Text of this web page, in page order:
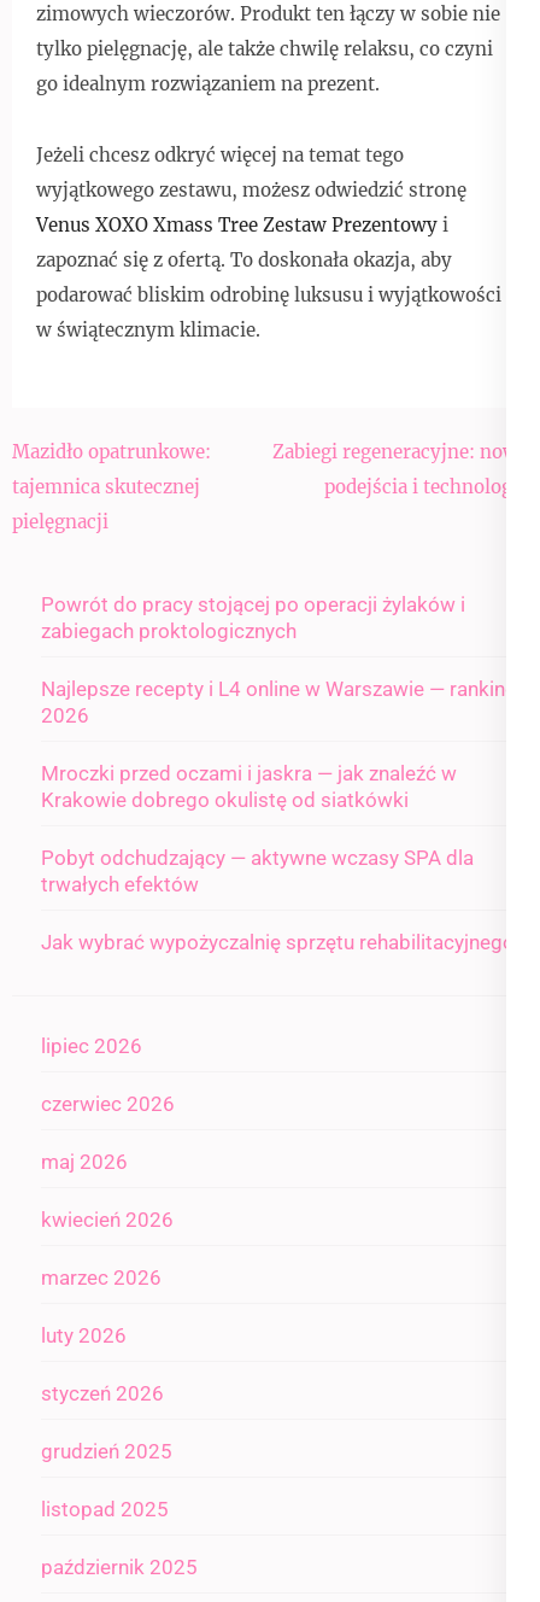
zimowych wieczorów. Produkt ten łączy w sobie nie
tylko pielęgnację, ale także chwilę relaksu, co czyni
go idealnym rozwiązaniem na prezent.
Jeżeli chcesz odkryć więcej na temat tego
wyjątkowego zestawu, możesz odwiedzić stronę
Venus XOXO Xmass Tree Zestaw Prezentowy i
zapoznać się z ofertą. To doskonała okazja, aby
podarować bliskim odrobinę luksusu i wyjątkowości
w świątecznym klimacie.
Nawigacja
wpisu
Mazidło opatrunkowe:
tajemnica skutecznej
pielęgnacji
Zabiegi regeneracyjne: nowe
podejścia i technologie
Powrót do pracy stojącej po operacji żylaków i
zabiegach proktologicznych
Najlepsze recepty i L4 online w Warszawie — ranking
2026
Mroczki przed oczami i jaskra — jak znaleźć w
Krakowie dobrego okulistę od siatkówki
Pobyt odchudzający — aktywne wczasy SPA dla
trwałych efektów
Jak wybrać wypożyczalnię sprzętu rehabilitacyjnego
lipiec 2026
czerwiec 2026
maj 2026
kwiecień 2026
marzec 2026
luty 2026
styczeń 2026
grudzień 2025
listopad 2025
październik 2025